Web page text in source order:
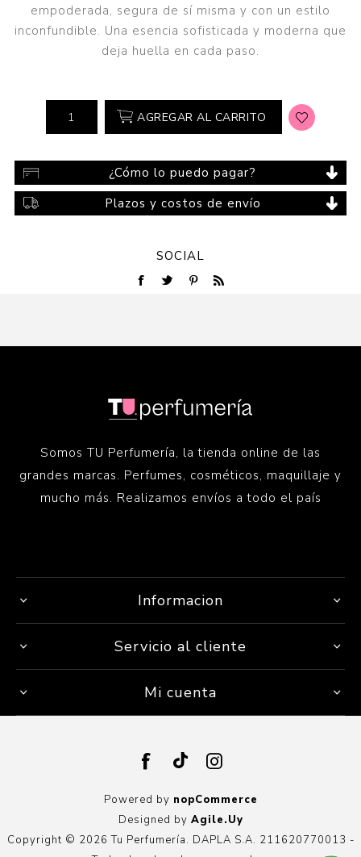
empoderada, segura de sí misma y con un estilo
inconfundible. Una esencia sofisticada y moderna que
deja huella en cada paso.
AGREGAR AL CARRITO
¿Cómo lo puedo pagar?
Plazos y costos de envío
SOCIAL
Somos TU Perfumería, la tienda online de las
grandes marcas. Perfumes, cosméticos, maquillaje y
mucho más. Realizamos envíos a todo el país
Informacion
Servicio al cliente
Mi cuenta
Powered by nopCommerce
Designed by Agile.Uy
Copyright © 2026 Tu Perfumería. DAPLA S.A. 211620770013 -